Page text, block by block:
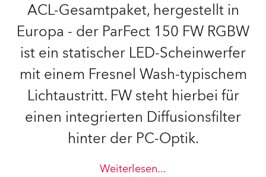
ACL-Gesamtpaket, hergestellt in
Europa - der ParFect 150 FW RGBW
ist ein statischer LED-Scheinwerfer
mit einem Fresnel Wash-typischem
Lichtaustritt. FW steht hierbei für
einen integrierten Diffusionsfilter
hinter der PC-Optik.
Weiterlesen...